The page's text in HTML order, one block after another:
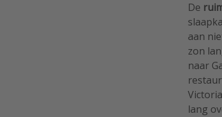
De
aan
zon
naar
lang